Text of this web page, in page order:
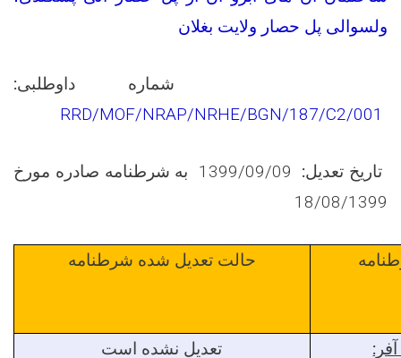
ولسوالی پل حصار ولایت بغلان
شماره داوطلبی:
RRD/MOF/NRAP/NRHE/BGN/187/C2/001
تاریخ تعدیل: 1399/09/09
به شرطنامه صادره مورخ
18/08/1399
حالت تعدیل شده شرطنامه
تعدیل نشده است